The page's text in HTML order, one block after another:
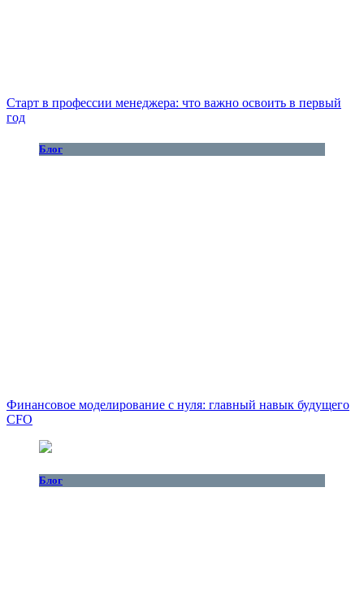
Старт в профессии менеджера: что важно освоить в первый
год
Блог
Финансовое моделирование с нуля: главный навык будущего
CFO
Блог